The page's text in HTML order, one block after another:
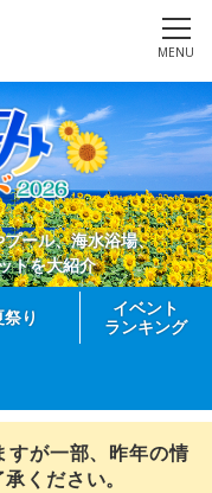
MENU
ール、海水浴場、
トを大紹介
祭り
イベント
ランキング
すが一部、昨年の情
ください。